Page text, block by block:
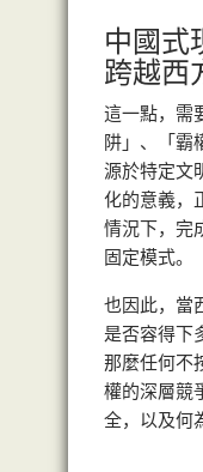
中國式
跨越西
這一點，需
阱」、「霸
源於特定文
化的意義，
情況下，完
固定模式。
也因此，當
是否容得下
那麼任何不
權的深層競
全，以及何